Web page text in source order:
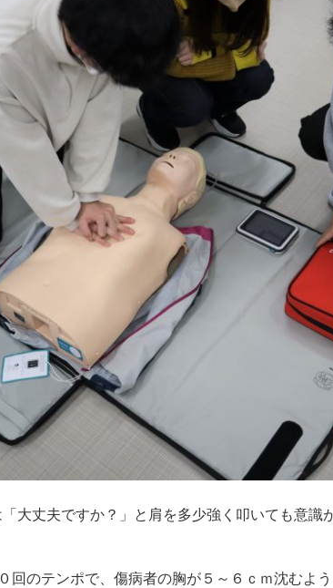
大丈夫ですか？」と肩を多少強く叩いても意識
回のテンポで、傷病者の胸が５～６ｃｍ沈むよ